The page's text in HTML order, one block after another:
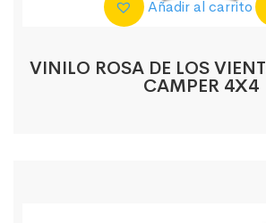
Añadir al carrito
VINILO ROSA DE LOS
CAMPER 4X4